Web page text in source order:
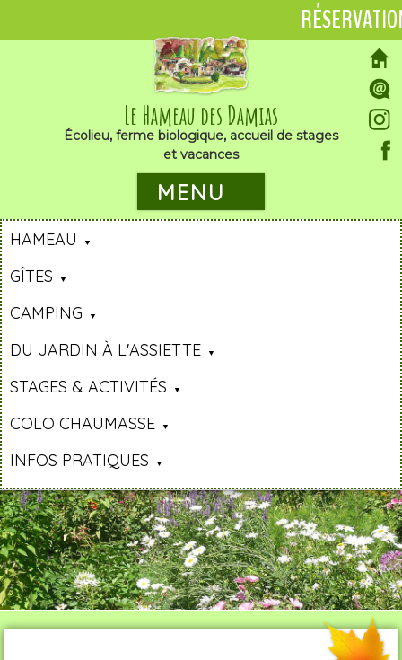
Le Hameau des Damias
Écolieu, ferme biologique, accueil de stages
et vacances
MENU
HAMEAU
GÎTES
CAMPING
DU JARDIN À L'ASSIETTE
STAGES & ACTIVITÉS
COLO CHAUMASSE
INFOS PRATIQUES